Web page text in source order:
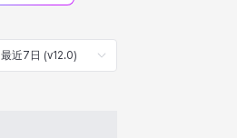
最近7日 (v12.0)